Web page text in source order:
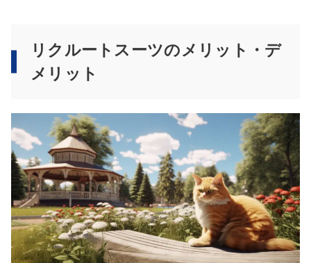
リクルートスーツのメリット・デ
メリット